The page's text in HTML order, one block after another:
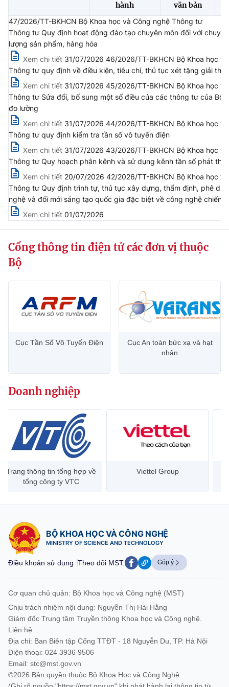
(Ghi rõ nguồn "https://mst.gov.vn" khi phát hành lại thông tin từ
hành
văn bản
47/2026/TT-BKHCN Bộ Khoa học và Công nghệ Thông tư
Thông tư Quy định hoạt động đào tạo chuyên môn đối với
lượng sản phẩm, hàng hóa
Xem chi tiết 31/07/2026 46/2026/TT-BKHCN Bộ Khoa học
Thông tư quy định về điều kiện, tiêu chí, thủ tục xét tặng giải
Xem chi tiết 31/07/2026 45/2026/TT-BKHCN Bộ Khoa học
Thông tư Sửa đổi, bổ sung một số điều của các thông tư của
đo lường
Xem chi tiết 31/07/2026 44/2026/TT-BKHCN Bộ Khoa học
Thông tư quy định kiểm tra tần số vô tuyến điện
Xem chi tiết 31/07/2026 43/2026/TT-BKHCN Bộ Khoa học
Thông tư Quy hoạch phân kênh và sử dụng kênh tần số phát
Xem chi tiết 20/07/2026 42/2026/TT-BKHCN Bộ Khoa học
Thông tư Quy định trình tự, thủ tục xây dựng, thẩm định, phê
nghệ và đổi mới sáng tạo quốc gia đặc biệt về công nghệ chiến
Xem chi tiết 01/07/2026
Cổng thông tin điện tử các đơn vị thuộc
Bộ
Cục Tần Số Vô Tuyến Điện
Cục An toàn bức xạ và hạt
nhân
Doanh nghiệp
Trang thông tin tổng hợp về
tổng công ty VTC
Viettel Group
BỘ KHOA HỌC VÀ CÔNG NGHỆ
MINISTRY OF SCIENCE AND TECHNOLOGY
Điều khoản sử dụng Theo dõi MST: Góp ý
Cơ quan chủ quản: Bộ Khoa học và Công nghệ (MST)
Chịu trách nhiệm nội dung: Nguyễn Thị Hải Hằng
Giám đốc Trung tâm Truyền thông Khoa học và Công nghệ.
Liên hệ
Địa chỉ: Ban Biên tập Cổng TTĐT - 18 Nguyễn Du, TP. Hà Nội
Điện thoại: 024 3936 9506
Email: stc@mst.gov.vn
©2026 Bản quyền thuộc Bộ Khoa Học và Công Nghệ